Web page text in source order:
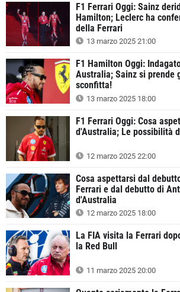
F1 Ferrari Oggi: Sainz
Hamilton; Leclerc ha
della Ferrari
13 marzo 2025 21:00
F1 Hamilton Oggi:
Australia; Sainz si prende
sconfitta!
13 marzo 2025 18:00
F1 Ferrari Oggi: Cosa
d'Australia; Le possibilità
12 marzo 2025 22:00
Cosa aspettarsi dal
Ferrari e dal debutto di
d'Australia
12 marzo 2025 18:00
La FIA visita la Ferrari
la Red Bull
11 marzo 2025 20:00